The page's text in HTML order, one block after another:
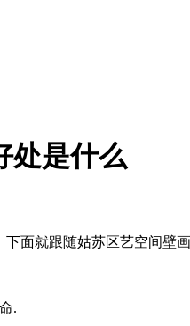
处是什么
面就跟随姑苏区艺空间壁
.